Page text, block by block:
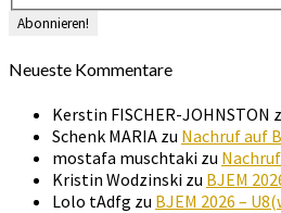
Neueste Kommentare
Kerstin FISCHER-JOHNSTON
Schenk MARIA zu Nachruf auf
mostafa muschtaki zu
Kristin Wodzinski zu BJEM
Lolo tAdfg zu BJEM 2026 –